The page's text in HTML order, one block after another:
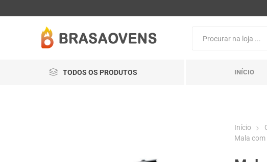
TODOS OS PRODUTOS INÍCIO
Início
Mala